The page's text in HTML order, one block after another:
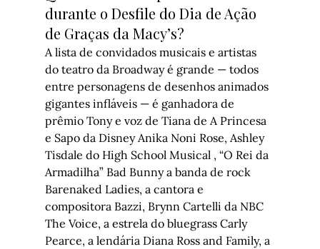
durante o Desfile do Dia de Ação
de Graças da Macy’s?
A lista de convidados musicais e artistas
do teatro da Broadway é grande — todos
entre personagens de desenhos animados
gigantes infláveis — é ganhadora de
prêmio Tony e voz de Tiana de A Princesa
e Sapo da Disney Anika Noni Rose, Ashley
Tisdale do High School Musical , “O Rei da
Armadilha” Bad Bunny a banda de rock
Barenaked Ladies, a cantora e
compositora Bazzi, Brynn Cartelli da NBC
The Voice, a estrela do bluegrass Carly
Pearce, a lendária Diana Ross and Family, a